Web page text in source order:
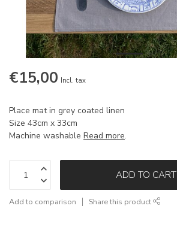
€15,00 Incl. tax
Place mat in grey coated linen
Size 43cm x 33cm
Machine washable Read more.
ADD TO CART
Add to comparison Share this product